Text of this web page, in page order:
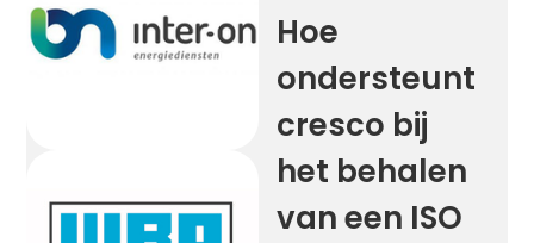
Hoe
ondersteunt
cresco bij
het behalen
van een ISO